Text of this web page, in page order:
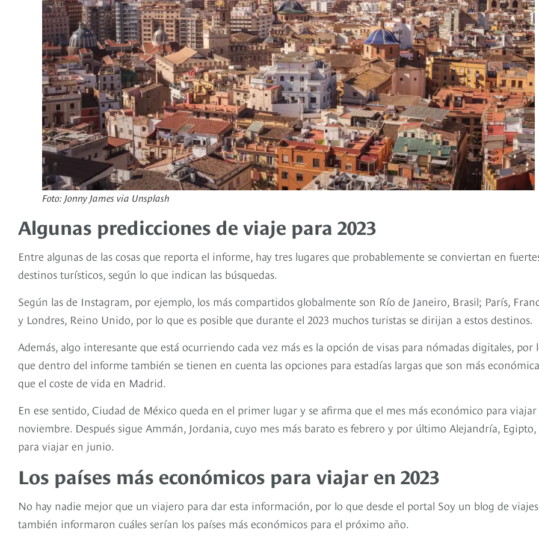
Foto: Jonny James via Unsplash
Algunas predicciones de viaje para 2023
Entre algunas de las cosas que reporta el informe, hay tres lugares que probablemente se conviertan en
destinos turísticos, según lo que indican las búsquedas.
Según las de Instagram, por ejemplo, los más compartidos globalmente son Río de Janeiro, Brasil; París,
y Londres, Reino Unido, por lo que es posible que durante el 2023 muchos turistas se dirijan a estos destinos.
Además, algo interesante que está ocurriendo cada vez más es la opción de visas para nómadas digitales, por
que dentro del informe también se tienen en cuenta las opciones para estadías largas que son más
que el coste de vida en Madrid.
En ese sentido, Ciudad de México queda en el primer lugar y se afirma que el mes más económico para viajar
noviembre. Después sigue Ammán, Jordania, cuyo mes más barato es febrero y por último Alejandría, Egipto,
para viajar en junio.
Los países más económicos para viajar en 2023
No hay nadie mejor que un viajero para dar esta información, por lo que desde el portal Soy un blog de viajes
también informaron cuáles serían los países más económicos para el próximo año.